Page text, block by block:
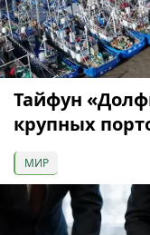
Тайфун
крупных
МИР